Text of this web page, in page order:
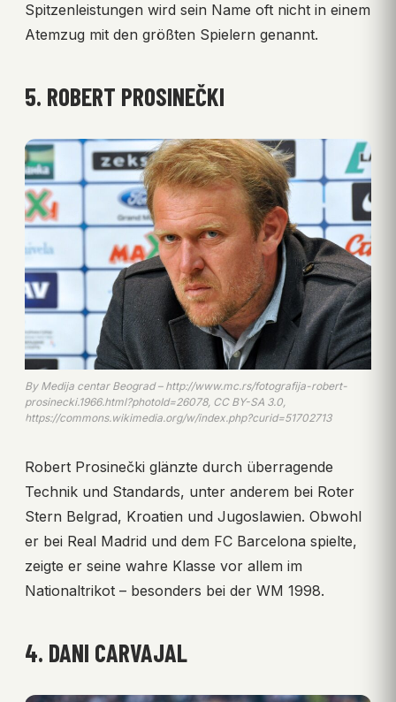
Spitzenleistungen wird sein Name oft nicht in einem
Atemzug mit den größten Spielern genannt.
5. ROBERT PROSINEČKI
By Medija centar Beograd – http://www.mc.rs/fotografija-robert-
prosinecki.1966.html?photoId=26078, CC BY-SA 3.0,
https://commons.wikimedia.org/w/index.php?curid=51702713
Robert Prosinečki glänzte durch überragende
Technik und Standards, unter anderem bei Roter
Stern Belgrad, Kroatien und Jugoslawien. Obwohl
er bei Real Madrid und dem FC Barcelona spielte,
zeigte er seine wahre Klasse vor allem im
Nationaltrikot – besonders bei der WM 1998.
4. DANI CARVAJAL